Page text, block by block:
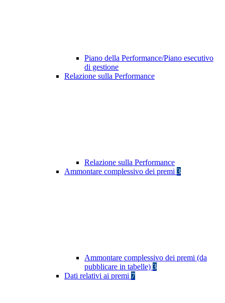
Piano della Performance/Piano esecutivo
di gestione
Relazione sulla Performance
Relazione sulla Performance
Ammontare complessivo dei premi 3
Ammontare complessivo dei premi (da
pubblicare in tabelle) 3
Dati relativi ai premi 7